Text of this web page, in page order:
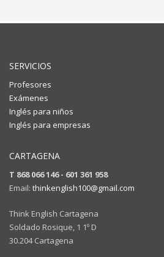
SERVICIOS
Profesores
Exámenes
Inglés para niños
Inglés para empresas
CARTAGENA
T 868 066 146 - 601 361 958
Email: thinkenglish100@gmail.com
Think English Cartagena
Soldado Rosique, 1 1º D
30.204 Cartagena